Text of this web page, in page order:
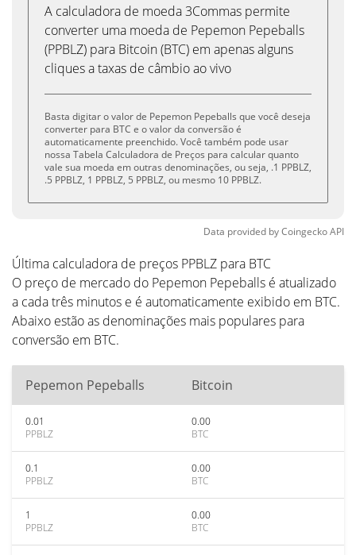
A calculadora de moeda 3Commas permite
converter uma moeda de Pepemon Pepeballs
(PPBLZ) para Bitcoin (BTC) em apenas alguns
cliques a taxas de câmbio ao vivo
Basta digitar o valor de Pepemon Pepeballs que você deseja
converter para BTC e o valor da conversão é
automaticamente preenchido. Você também pode usar
nossa Tabela Calculadora de Preços para calcular quanto
vale sua moeda em outras denominações, ou seja, .1 PPBLZ,
.5 PPBLZ, 1 PPBLZ, 5 PPBLZ, ou mesmo 10 PPBLZ.
Data provided byCoingeckoAPI
Última calculadora de preços PPBLZ para BTC
O preço de mercado do Pepemon Pepeballs é atualizado
a cada três minutos e é automaticamente exibido em BTC.
Abaixo estão as denominações mais populares para
conversão em BTC.
Pepemon Pepeballs Bitcoin
0.01
PPBLZ
0.00
BTC
0.1
PPBLZ
0.00
BTC
1
PPBLZ
0.00
BTC